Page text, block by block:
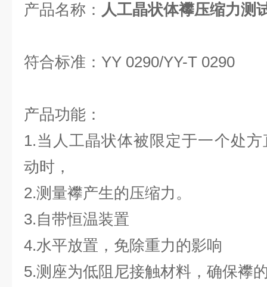
产品名称： 人工晶状体襻压缩力测
符合标准： YY 0290/YY-T 0290
产品功能：
1.当人工晶状体被限定于一个处
动时，
2.测量襻产生的压缩力。
3.自带恒温装置
4.水平放置，免除重力的影响
5.测座为低阻尼接触材料，确保襻